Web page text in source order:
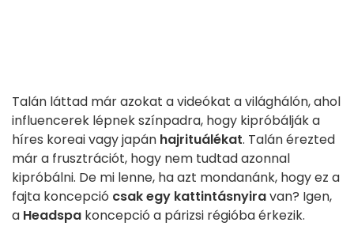
Talán láttad már azokat a videókat a világhálón, ahol
influencerek lépnek színpadra, hogy kipróbálják a
híres koreai vagy japán hajrituálékat. Talán érezted
már a frusztrációt, hogy nem tudtad azonnal
kipróbálni. De mi lenne, ha azt mondanánk, hogy ez a
fajta koncepció csak egy kattintásnyiravan? Igen,
a Headspa koncepció a párizsi régióba érkezik.